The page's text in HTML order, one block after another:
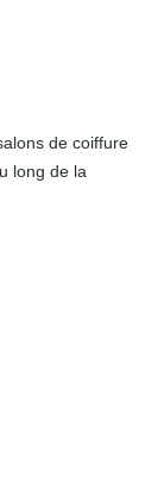
de coiffure
long de la